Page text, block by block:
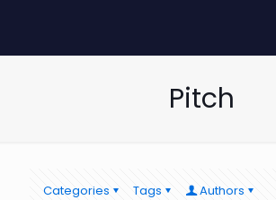
Pitch
Categories Tags Authors